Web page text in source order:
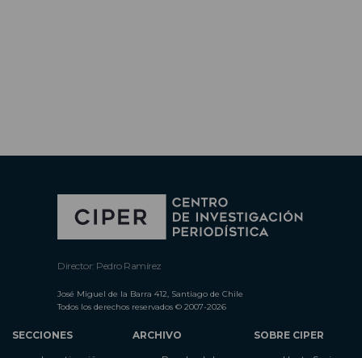
Director: Pedro Ramírez
José Miguel de la Barra 412, Santiago de Chile
Todos los derechos reservados © 2007-2026
SECCIONES
ARCHIVO
SOBRE CIPER